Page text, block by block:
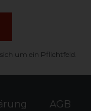
um ein Pflichtfeld.
AGB